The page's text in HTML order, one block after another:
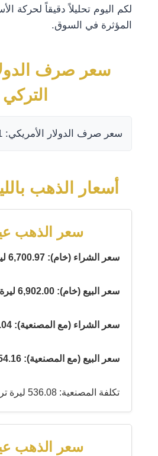
لكم اليوم تحليلاً دقيقاً لحركة
المؤثرة في السوق.
سعر صرف
التركي
سعر صرف الدولار الأمريكي: 45.91 ليرة تركية
أسعار الذهب
سعر الذهب
سعر الشراء (خام): 6,700.97 ليرة تركية
سعر البيع (خام): 6,902.00 ليرة تركية
سعر الشراء (مع المصنعية): 7,237.04 ليرة تركية
سعر البيع (مع المصنعية): 7,454.16 ليرة تركية
تكلفة المصنعية: 536.08 ليرة تركية
سعر الذهب عيار